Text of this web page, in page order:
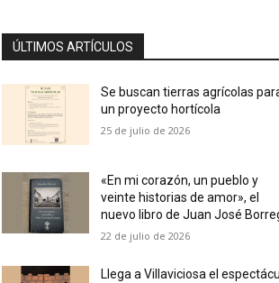
ÚLTIMOS ARTÍCULOS
Se buscan tierras agrícolas
un proyecto hortícola
25 de julio de 2026
«En mi corazón, un pueblo y
veinte historias de amor», el
nuevo libro de Juan José
22 de julio de 2026
Llega a Villaviciosa el